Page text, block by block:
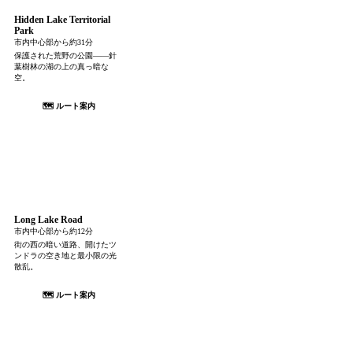
Hidden Lake Territorial
Park
市内中心部から約31分
保護された荒野の公園——針
葉樹林の湖の上の真っ暗な
空。
🗺 ルート案内
Long Lake Road
市内中心部から約12分
街の西の暗い道路、開けたツ
ンドラの空き地と最小限の光
散乱。
🗺 ルート案内